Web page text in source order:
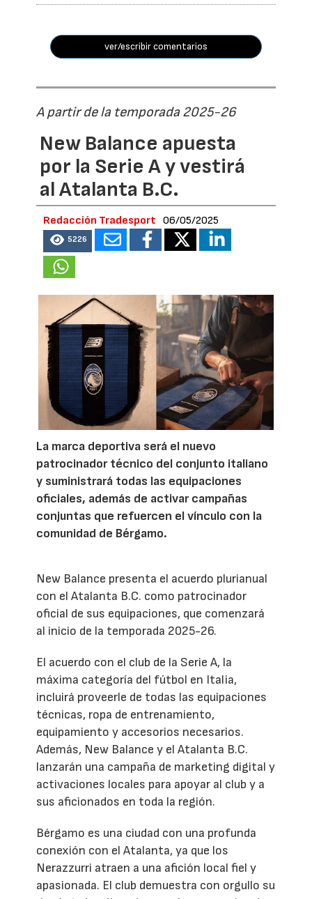
ver/escribir comentarios
A partir de la temporada 2025-26
New Balance apuesta
por la Serie A y vestirá
al Atalanta B.C.
Redacción Tradesport 06/05/2025
5226
La marca deportiva será el nuevo
patrocinador técnico del conjunto italiano
y suministrará todas las equipaciones
oficiales, además de activar campañas
conjuntas que refuercen el vínculo con la
comunidad de Bérgamo.
New Balance presenta el acuerdo plurianual
con el Atalanta B.C. como patrocinador
oficial de sus equipaciones, que comenzará
al inicio de la temporada 2025-26.
El acuerdo con el club de la Serie A, la
máxima categoría del fútbol en Italia,
incluirá proveerle de todas las equipaciones
técnicas, ropa de entrenamiento,
equipamiento y accesorios necesarios.
Además, New Balance y el Atalanta B.C.
lanzarán una campaña de marketing digital y
activaciones locales para apoyar al club y a
sus aficionados en toda la región.
Bérgamo es una ciudad con una profunda
conexión con el Atalanta, ya que los
Nerazzurri atraen a una afición local fiel y
apasionada. El club demuestra con orgullo su